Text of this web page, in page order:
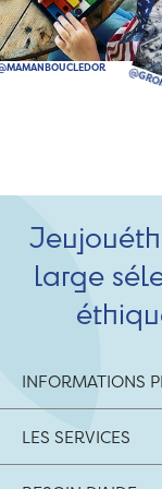
large
INFORMATIONS
LES SERVICES